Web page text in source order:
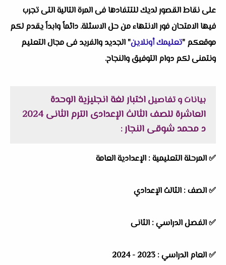
على نقاط القصور لديك للتتفادها فى المرة التالية التى تجرب
فيها الامتحان فور الانتهاء من حل الاسئلة. دائماً وابداً يقدم لكم
موقعكم "تعليمك أونلاين" الجديد والفريد فى مجال التعليم
ونتمنى لكم دوام التوفيق والنجاح.
بيانات و تفاصيلاختبار لغة انجليزية الوحدة
العاشرة للصف الثالث الإعدادى الترم الثانى 2024
د محمد شوقى النجار:
✅المرحلة التعليمية : الإعدادية العامة
✅الصف : الثالث الإعدادي
✅الفصل الدراسي : الثانى
✅العام الدراسي :